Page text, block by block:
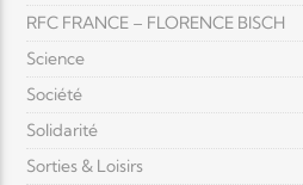
RFC FRANCE – FLORENCE BISCH
Science
Société
Solidarité
Sorties & Loisirs